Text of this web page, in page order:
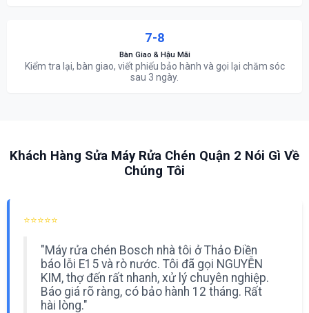
7-8
Bàn Giao & Hậu Mãi
Kiểm tra lại, bàn giao, viết phiếu bảo hành và gọi lại chăm sóc
sau 3 ngày.
Khách Hàng Sửa Máy Rửa Chén Quận 2 Nói Gì Về
Chúng Tôi
⭐⭐⭐⭐⭐
"Máy rửa chén Bosch nhà tôi ở Thảo Điền
báo lỗi E15 và rò nước. Tôi đã gọi NGUYỄN
KIM, thợ đến rất nhanh, xử lý chuyên nghiệp.
Báo giá rõ ràng, có bảo hành 12 tháng. Rất
hài lòng."